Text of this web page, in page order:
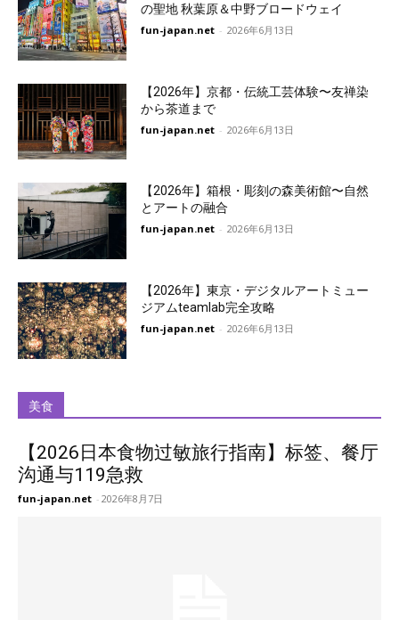
の聖地 秋葉原＆中野ブロードウェイ
fun-japan.net - 2026年6月13日
【2026年】京都・伝統工芸体験〜友禅染
から茶道まで
fun-japan.net - 2026年6月13日
【2026年】箱根・彫刻の森美術館〜自然
とアートの融合
fun-japan.net - 2026年6月13日
【2026年】東京・デジタルアートミュー
ジアムteamlab完全攻略
fun-japan.net - 2026年6月13日
美食
【2026日本食物过敏旅行指南】标签、餐厅
沟通与119急救
fun-japan.net - 2026年8月7日